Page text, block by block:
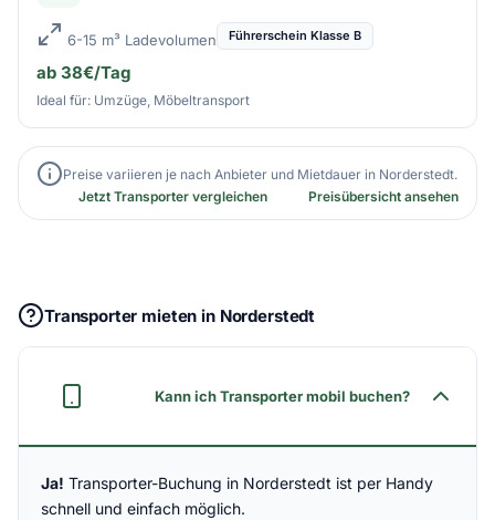
6-15 m³ Ladevolumen Führerschein Klasse B
ab 38€/Tag
Ideal für: Umzüge, Möbeltransport
Preise variieren je nach Anbieter und Mietdauer in Norderstedt.
Jetzt Transporter vergleichen
Preisübersicht ansehen
Transporter mieten in Norderstedt
Kann ich Transporter mobil buchen?
Ja! Transporter-Buchung in Norderstedt ist per Handy
schnell und einfach möglich.